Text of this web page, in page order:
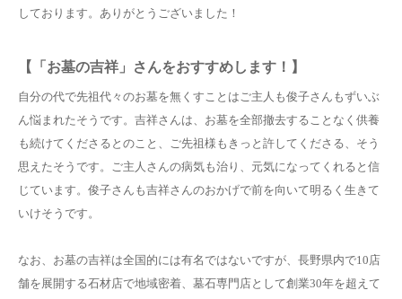
しております。ありがとうございました！
【「お墓の吉祥」さんをおすすめします！】
自分の代で先祖代々のお墓を無くすことはご主人も俊子さんもずいぶ
ん悩まれたそうです。吉祥さんは、お墓を全部撤去することなく供養
も続けてくださるとのこと、ご先祖様もきっと許してくださる、そう
思えたそうです。ご主人さんの病気も治り、元気になってくれると信
じています。俊子さんも吉祥さんのおかげで前を向いて明るく生きて
いけそうです。
なお、お墓の吉祥は全国的には有名ではないですが、長野県内で10店
舗を展開する石材店で地域密着、墓石専門店として創業30年を超えて